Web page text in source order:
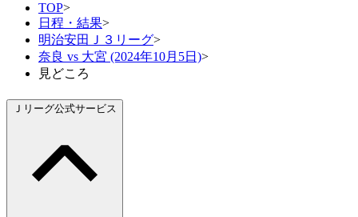
TOP>
日程・結果>
明治安田Ｊ３リーグ>
奈良 vs 大宮 (2024年10月5日)>
見どころ
Ｊリーグ公式サービス